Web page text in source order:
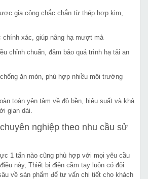
gia công chắc chắn từ thép hợp kim,
chính xác, giúp nâng hạ mượt mà
chỉnh chuẩn, đảm bảo quá trình hạ tải an
ăn mòn, phù hợp nhiều môi trường
toàn yên tâm về độ bền, hiệu suất và khả
gian dài.
nghiệp theo nhu cầu sử
1 tấn nào cũng phù hợp với mọi yêu cầu
này, Thiết bị điện cầm tay luôn có đội
về sản phẩm để tư vấn chi tiết cho khách